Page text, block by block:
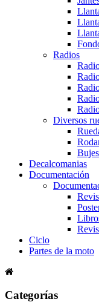
Radios
Diversos
Bujes
Decalcomanias
Documentación
Ciclo
Partes de la moto
Categorías